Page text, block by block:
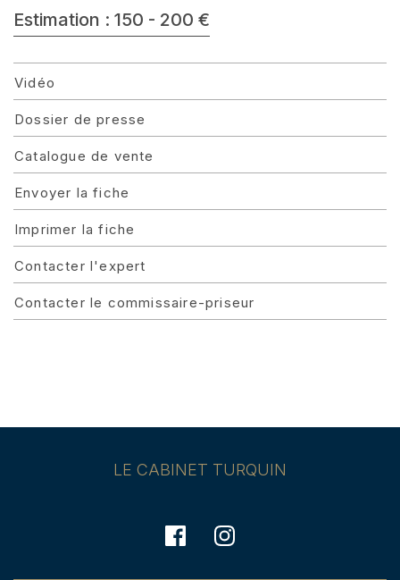
Estimation : 150 - 200 €
Vidéo
Dossier de presse
Catalogue de vente
Envoyer la fiche
Imprimer la fiche
Contacter l'expert
Contacter le commissaire-priseur
LE CABINET TURQUIN